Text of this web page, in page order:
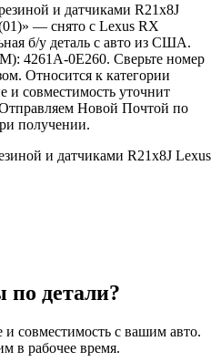
и датчиками R21х8J
— снято с Lexus RX
б/у деталь с авто из США.
4261A-0E260. Сверьте номер
Относится к категории
и совместимость уточнит
Новой Почтой по
получении.
и датчиками R21х8J Lexus
по детали?
совместимость с вашим авто.
в рабочее время.